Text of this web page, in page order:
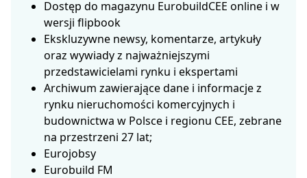
Dostęp do magazynu EurobuildCEE online i w
wersji flipbook
Ekskluzywne newsy, komentarze, artykuły
oraz wywiady z najważniejszymi
przedstawicielami rynku i ekspertami
Archiwum zawierające dane i informacje z
rynku nieruchomości komercyjnych i
budownictwa w Polsce i regionu CEE, zebrane
na przestrzeni 27 lat;
Eurojobsy
Eurobuild FM